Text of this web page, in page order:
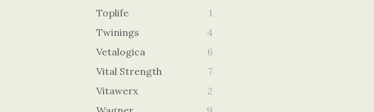
Toplife
1
Twinings
4
Vetalogica
6
Vital Strength
7
Vitawerx
2